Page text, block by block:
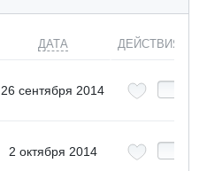
ДАТА ДЕЙСТВИЯ
26 сентября 2014
2 октября 2014